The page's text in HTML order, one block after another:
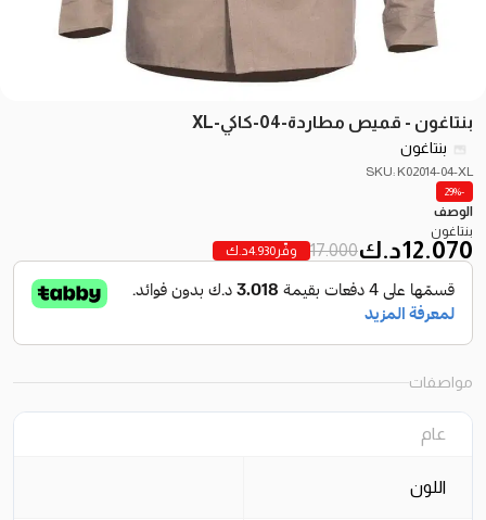
بنتاغون - قميص مطاردة-04-كاكي-XL
بنتاغون
SKU: K02014-04-XL
-29%
الوصف
بنتاغون
وفّر 4.930د.ك 17.000 12.070د.ك
مواصفات
عام
اللون